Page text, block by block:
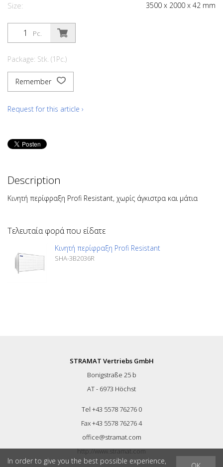
Size: 3500 x 2000 x 42 mm
Pc.
Package: Stk. (1Pc.)
Remember
Request for this article ›
Description
Κινητή περίφραξη Profi Resistant, χωρίς άγκιστρα και μάτια
Τελευταία φορά που είδατε
Κινητή περίφραξη Profi Resistant
SHA-3B2036R
STRAMAT Vertriebs GmbH
Bonigstraße 25 b
AT - 6973 Höchst
Tel +43 5578 76276 0
Fax +43 5578 76276 4
office@stramat.com
http://www.stramat.com
In order to give you the best possible experience,